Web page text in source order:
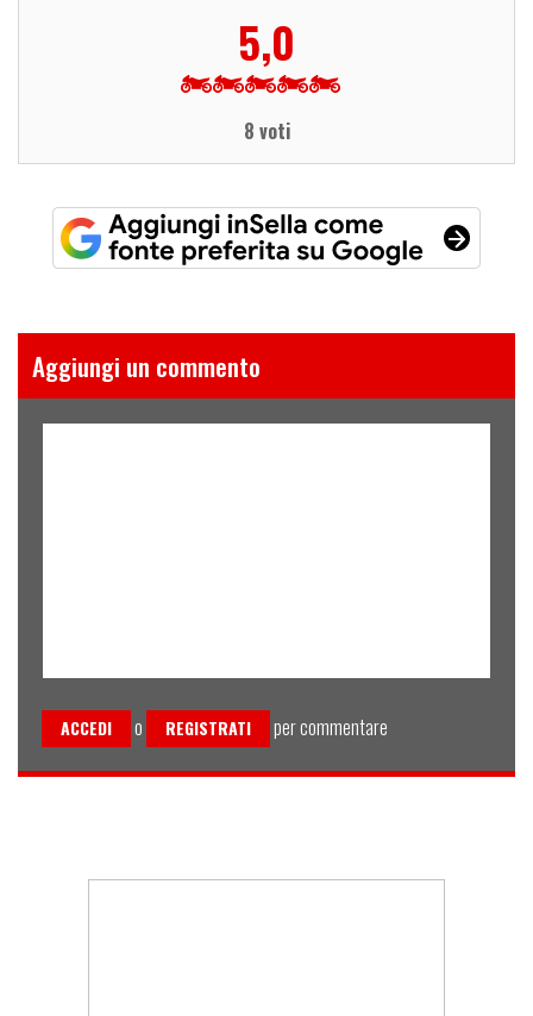
5,0
8 voti
Aggiungi un commento
ACCEDI o REGISTRATI per commentare